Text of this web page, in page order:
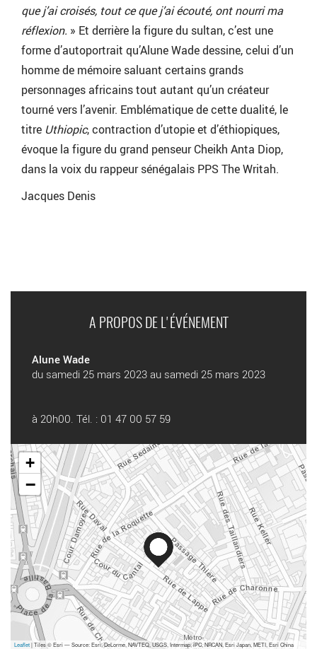
que j’ai croisés, tout ce que j’ai écouté, ont nourri ma
réflexion. » Et derrière la figure du sultan, c’est une
forme d’autoportrait qu’Alune Wade dessine, celui d’un
homme de mémoire saluant certains grands
personnages africains tout autant qu’un créateur
tourné vers l’avenir. Emblématique de cette dualité, le
titre Uthiopic, contraction d’utopie et d’éthiopiques,
évoque la figure du grand penseur Cheikh Anta Diop,
dans la voix du rappeur sénégalais PPS The Writah.
Jacques Denis
A PROPOS DE L'ÉVÉNEMENT
Alune Wade
du samedi 25 mars 2023 au samedi 25 mars 2023
à 20h00. Tél. : 01 47 00 57 59
+
−
Leaflet| Tiles © Esri — Source: Esri, DeLorme, NAVTEQ, USGS, Intermap, iPC, NRCAN, Esri Japan, METI, Esri China